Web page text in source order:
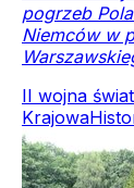
pogrzeb
Niemców w
II wojna
Krajowa